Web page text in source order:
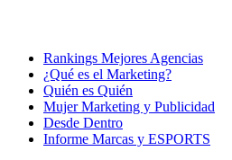
Rankings Mejores Agencias
¿Qué es el Marketing?
Quién es Quién
Mujer Marketing y Publicidad
Desde Dentro
Informe Marcas y ESPORTS